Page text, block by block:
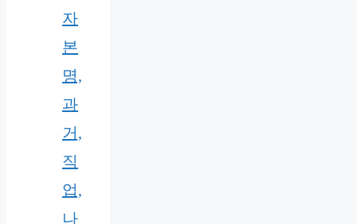
자
본
명,
과
거,
직
업,
나